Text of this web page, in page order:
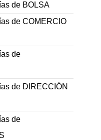
de BOLSA
de COMERCIO
de
de DIRECCIÓN
de